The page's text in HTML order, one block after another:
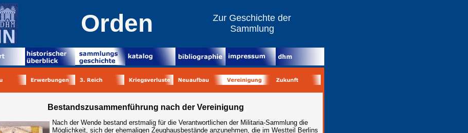
Orden
Zur Geschichte der
Sammlung
Bestandszusammenführung nach der Vereinigung
Nach der Wende bestand erstmalig für die Verantwortlichen der Militaria-Sammlung die
Möglichkeit, sich der ehemaligen Zeughausbestände anzunehmen, die im Westteil Berlins